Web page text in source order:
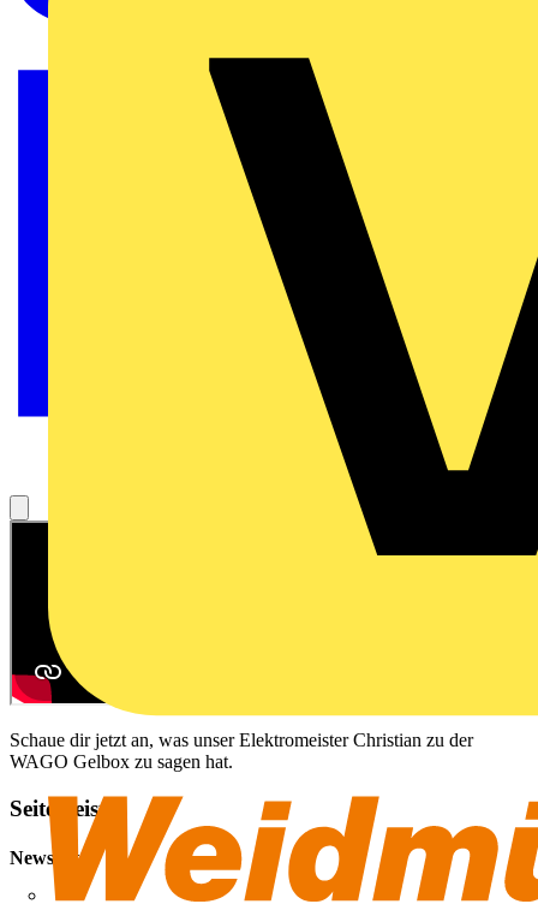
Schaue dir jetzt an, was unser Elektromeister Christian zu der
WAGO Gelbox zu sagen hat.
Seitenleiste
Newsletter